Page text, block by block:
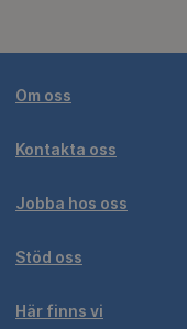
Om oss
Kontakta oss
Jobba hos oss
Stöd oss
Här finns vi